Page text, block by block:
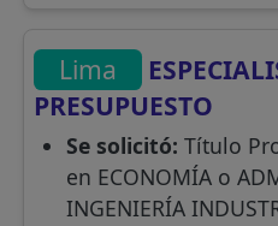
Lima
PRESUPUESTO
Se solicitó: Título
en ECONOMÍA o
INGENIERÍA